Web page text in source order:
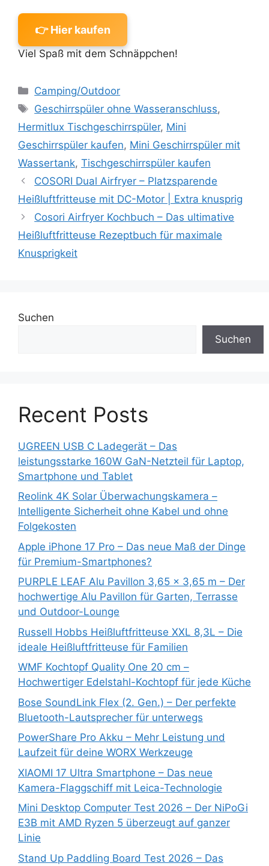
👉 Hier kaufen
Viel Spaß mit dem Schnäppchen!
Kategorien
Camping/Outdoor
Schlagwörter
Geschirrspüler ohne Wasseranschluss,
Hermitlux Tischgeschirrspüler, Mini
Geschirrspüler kaufen, Mini Geschirrspüler mit
Wassertank, Tischgeschirrspüler kaufen
COSORI Dual Airfryer – Platzsparende
Heißluftfritteuse mit DC-Motor | Extra knusprig
Cosori Airfryer Kochbuch – Das ultimative
Heißluftfritteuse Rezeptbuch für maximale
Knusprigkeit
Suchen
Suchen
Recent Posts
UGREEN USB C Ladegerät – Das
leistungsstarke 160W GaN-Netzteil für Laptop,
Smartphone und Tablet
Reolink 4K Solar Überwachungskamera –
Intelligente Sicherheit ohne Kabel und ohne
Folgekosten
Apple iPhone 17 Pro – Das neue Maß der Dinge
für Premium-Smartphones?
PURPLE LEAF Alu Pavillon 3,65 x 3,65 m – Der
hochwertige Alu Pavillon für Garten, Terrasse
und Outdoor-Lounge
Russell Hobbs Heißluftfritteuse XXL 8,3L – Die
ideale Heißluftfritteuse für Familien
WMF Kochtopf Quality One 20 cm –
Hochwertiger Edelstahl-Kochtopf für jede Küche
Bose SoundLink Flex (2. Gen.) – Der perfekte
Bluetooth-Lautsprecher für unterwegs
PowerShare Pro Akku – Mehr Leistung und
Laufzeit für deine WORX Werkzeuge
XIAOMI 17 Ultra Smartphone – Das neue
Kamera-Flaggschiff mit Leica-Technologie
Mini Desktop Computer Test 2026 – Der NiPoGi
E3B mit AMD Ryzen 5 überzeugt auf ganzer
Linie
Stand Up Paddling Board Test 2026 – Das